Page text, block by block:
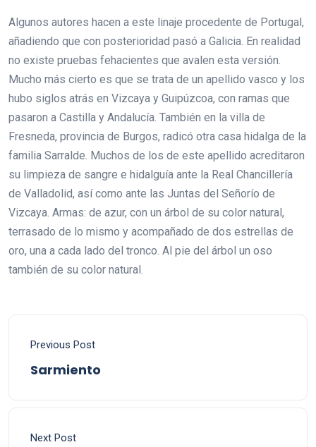
Algunos autores hacen a este linaje procedente de Portugal,
añadiendo que con posterioridad pasó a Galicia. En realidad
no existe pruebas fehacientes que avalen esta versión.
Mucho más cierto es que se trata de un apellido vasco y los
hubo siglos atrás en Vizcaya y Guipúzcoa, con ramas que
pasaron a Castilla y Andalucía. También en la villa de
Fresneda, provincia de Burgos, radicó otra casa hidalga de la
familia Sarralde. Muchos de los de este apellido acreditaron
su limpieza de sangre e hidalguía ante la Real Chancillería
de Valladolid, así como ante las Juntas del Señorío de
Vizcaya. Armas: de azur, con un árbol de su color natural,
terrasado de lo mismo y acompañado de dos estrellas de
oro, una a cada lado del tronco. Al pie del árbol un oso
también de su color natural.
Previous Post
Sarmiento
Next Post